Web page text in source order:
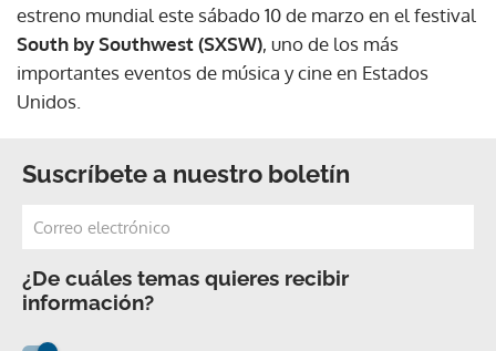
estreno mundial este sábado 10 de marzo en el festival
South by Southwest (SXSW), uno de los más
importantes eventos de música y cine en Estados
Unidos.
Suscríbete a nuestro boletín
¿De cuáles temas quieres recibir
información?